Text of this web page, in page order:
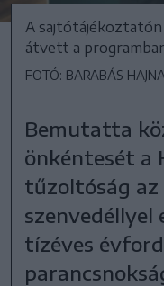
A sajtótájékoztatón
átvett a
FOTÓ: BARABÁS
Bemutatta
önkéntesét a
tűzoltóság
szenvedéllyel
tízéves